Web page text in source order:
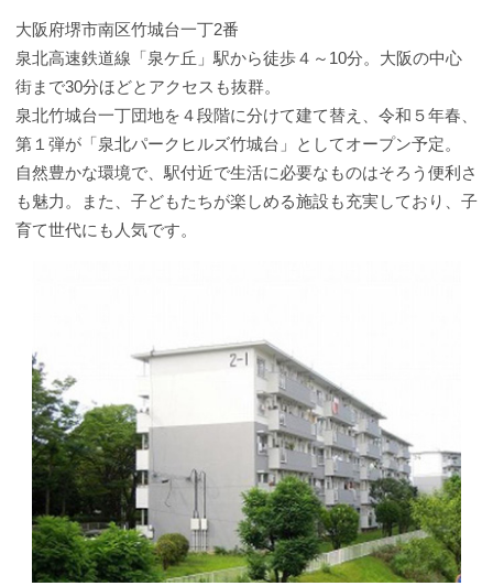
大阪府堺市南区竹城台一丁2番
泉北高速鉄道線「泉ケ丘」駅から徒歩４～10分。大阪の中心
街まで30分ほどとアクセスも抜群。
泉北竹城台一丁団地を４段階に分けて建て替え、令和５年春、
第１弾が「泉北パークヒルズ竹城台」としてオープン予定。
自然豊かな環境で、駅付近で生活に必要なものはそろう便利さ
も魅力。また、子どもたちが楽しめる施設も充実しており、子
育て世代にも人気です。